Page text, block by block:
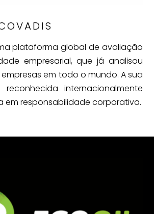
plataforma global de avaliação
empresarial, que já analisou
empresas em todo o mundo. A sua
internacionalmente
em responsabilidade corporativa.